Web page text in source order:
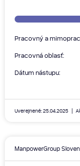
Pracovný a
Pracovná oblasť:
Dátum nástupu:
Uverejnené: 25.04.2025
ManpowerGroup